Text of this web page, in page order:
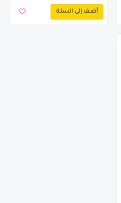
أضف إلى السلة